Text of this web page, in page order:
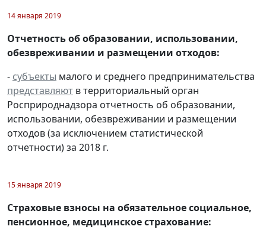
14 января 2019
Отчетность об образовании, использовании,
обезвреживании и размещении отходов:
- субъекты малого и среднего предпринимательства
представляют в территориальный орган
Росприроднадзора отчетность об образовании,
использовании, обезвреживании и размещении
отходов (за исключением статистической
отчетности) за 2018 г.
15 января 2019
Страховые взносы на обязательное социальное,
пенсионное, медицинское страхование: